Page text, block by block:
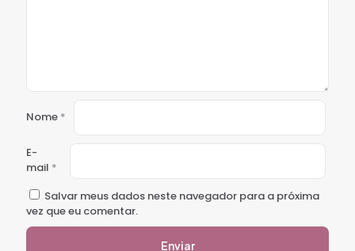
Nome *
E-
mail *
Salvar meus dados neste navegador para a próxima
vez que eu comentar.